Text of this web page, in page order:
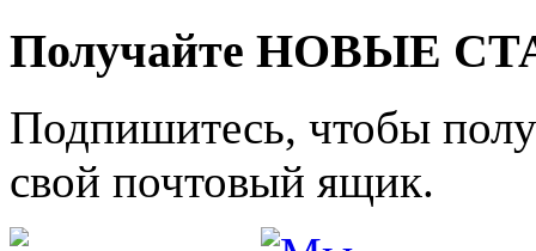
Получайте НОВЫЕ
Подпишитесь, чтобы
свой почтовый ящик.